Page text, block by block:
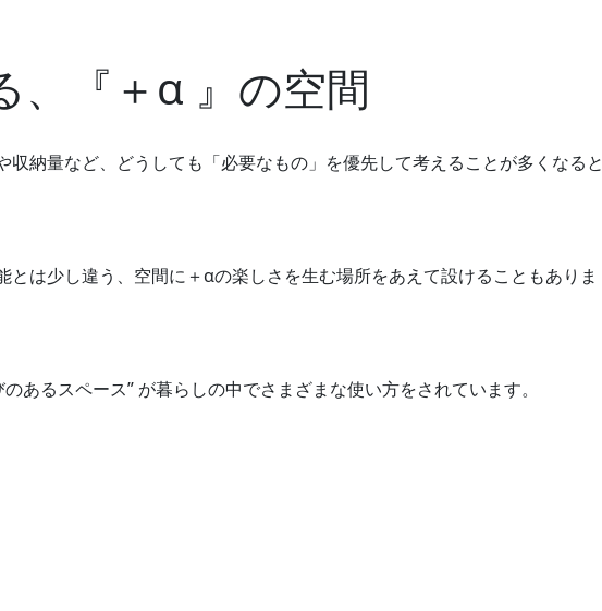
、『＋α 』の空間
納量など、どうしても「必要なもの」を優先して考えることが多くなると
とは少し違う、空間に＋αの楽しさを生む場所をあえて設けることもありま
あるスペース” が暮らしの中でさまざまな使い方をされています。